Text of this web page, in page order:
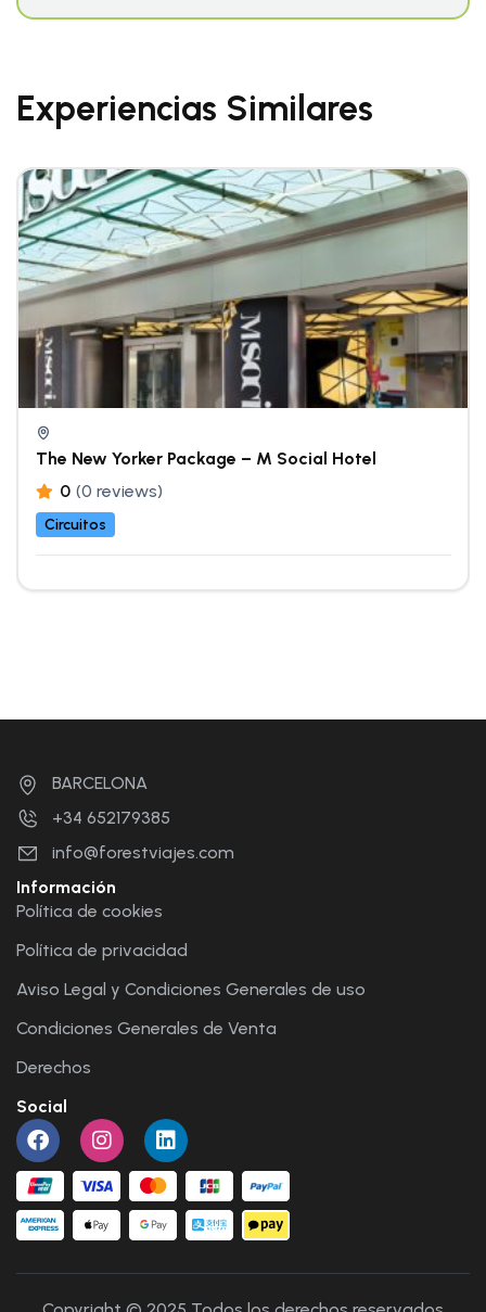
Experiencias Similares
The New Yorker Package – M Social Hotel
0 (0 reviews)
Circuitos
BARCELONA
+34 652179385
info@forestviajes.com
Información
Política de cookies
Política de privacidad
Aviso Legal y Condiciones Generales de uso
Condiciones Generales de Venta
Derechos
Social